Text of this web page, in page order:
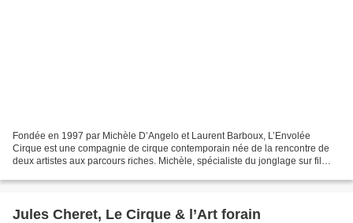
Fondée en 1997 par Michèle D’Angelo et Laurent Barboux, L’Envolée
Cirque est une compagnie de cirque contemporain née de la rencontre de
deux artistes aux parcours riches. Michèle, spécialiste du jonglage sur fil
Jules Cheret, Le Cirque & l’Art forain